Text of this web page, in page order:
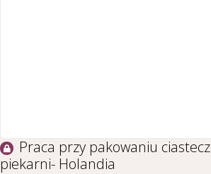
Praca przy pakowaniu
piekarni- Holandia